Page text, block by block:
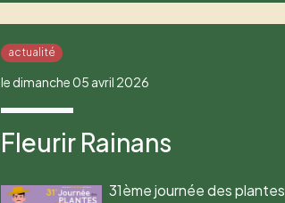
actualité
le dimanche 05 avril 2026
Fleurir Rainans
31ème journée des plantes